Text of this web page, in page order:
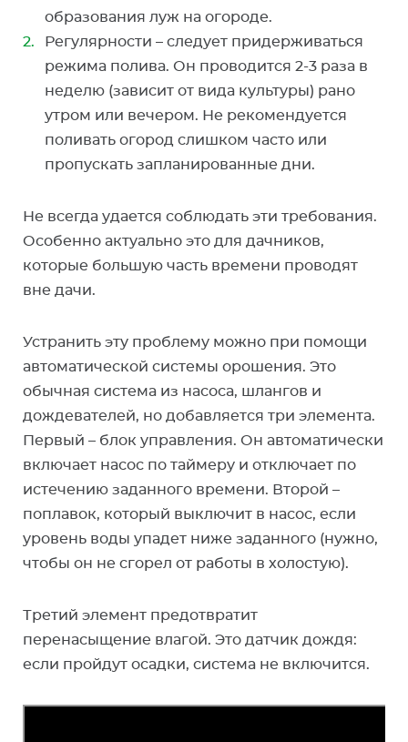
образования луж на огороде.
Регулярности – следует придерживаться
режима полива. Он проводится 2-3 раза в
неделю (зависит от вида культуры) рано
утром или вечером. Не рекомендуется
поливать огород слишком часто или
пропускать запланированные дни.
Не всегда удается соблюдать эти требования.
Особенно актуально это для дачников,
которые большую часть времени проводят
вне дачи.
Устранить эту проблему можно при помощи
автоматической системы орошения. Это
обычная система из насоса, шлангов и
дождевателей, но добавляется три элемента.
Первый – блок управления. Он автоматически
включает насос по таймеру и отключает по
истечению заданного времени. Второй –
поплавок, который выключит в насос, если
уровень воды упадет ниже заданного (нужно,
чтобы он не сгорел от работы в холостую).
Третий элемент предотвратит
перенасыщение влагой. Это датчик дождя:
если пройдут осадки, система не включится.